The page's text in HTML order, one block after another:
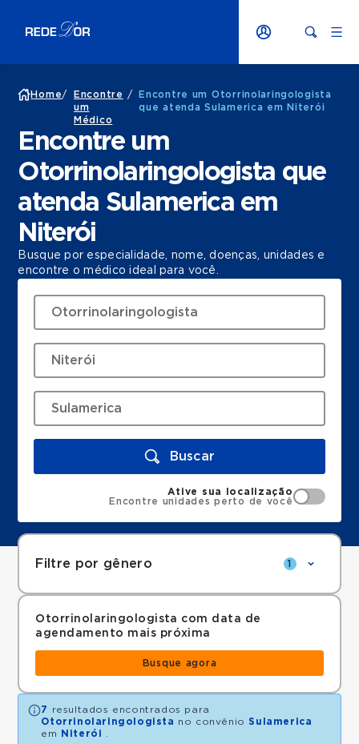
Home/
Encontre
um
Médico
/
Encontre um Otorrinolaringologista
que atenda Sulamerica em Niterói
Encontre um
Otorrinolaringologista que
atenda Sulamerica em
Niterói
Busque por especialidade, nome, doenças, unidades e
encontre o médico ideal para você.
Buscar
Ative sua localização
Encontre unidades perto de você
Filtre por gênero 1
Otorrinolaringologista com data de
agendamento mais próxima
Busque agora
7
resultados encontrados para
Otorrinolaringologista no convênio Sulamerica
em
Niterói